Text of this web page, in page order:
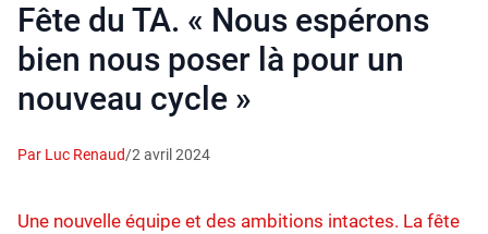
Fête du TA. « Nous espérons
bien nous poser là pour un
nouveau cycle »
Par Luc Renaud/2 avril 2024
Une nouvelle équipe et des ambitions intactes. La fête